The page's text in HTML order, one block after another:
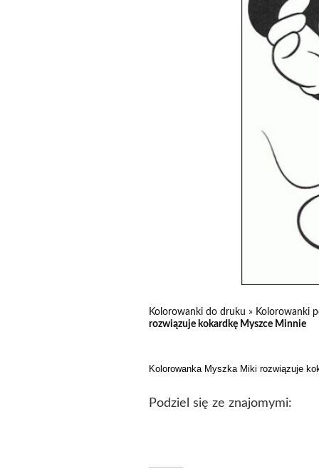
Kolorowanki do druku » Kolorowanki
rozwiązuje kokardkę Myszce Minnie
Kolorowanka Myszka Miki rozwiązuje
Podziel się ze znajomymi: